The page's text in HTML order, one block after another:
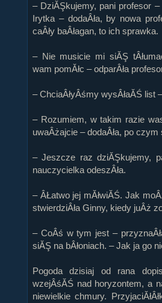
– DziĂŞkujemy, pani profesor
Irytka – dodaÂła, by nowa
caÂły baÂłagan, to ich sprawka.
– Nie musicie mi siĂŞ
wam pomĂłc – odparÂła
– ChciaÂłyÂśmy wysÂłaĂŚ list
– Rozumiem, w takim razie
uwaÂżajcie – dodaÂła, po
– Jeszcze raz dziĂŞkujemy,
nauczycielka odeszÂła.
– ÂŁatwo jej mĂłwiĂŚ. Jak
stwierdziÂła Ginny, kiedy juÂż
– CoÂś w tym jest –
siĂŞ na bÂłoniach. – Jak ja go
Pogoda dzisiaj od rana
wzejÂśĂŚ nad horyzontem, a
niewielkie chmury.